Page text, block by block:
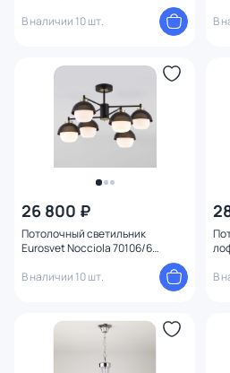
В наличии 10 шт.
В
26 800 ₽
Потолочный светильник
Eurosvet Nocciola 70106/6
В наличии 10 шт.
В